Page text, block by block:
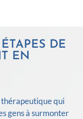
DE
EN
thérapeutique qui
gens à surmonter